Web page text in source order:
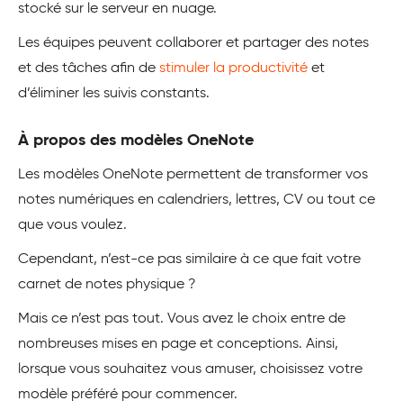
stocké sur le serveur en nuage.
Les équipes peuvent collaborer et partager des notes
et des tâches afin de stimuler la productivité et
d’éliminer les suivis constants.
À propos des modèles OneNote
Les modèles OneNote permettent de transformer vos
notes numériques en calendriers, lettres, CV ou tout ce
que vous voulez.
Cependant, n’est-ce pas similaire à ce que fait votre
carnet de notes physique ?
Mais ce n’est pas tout. Vous avez le choix entre de
nombreuses mises en page et conceptions. Ainsi,
lorsque vous souhaitez vous amuser, choisissez votre
modèle préféré pour commencer.